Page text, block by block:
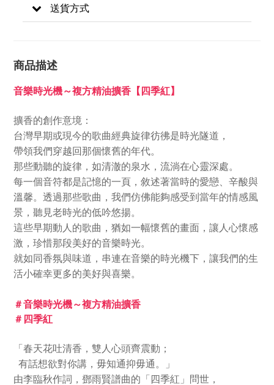
送貨方式
商品描述
音樂時光機～複方精油擴香【四季紅】
擴香的創作意境：
台灣早期或現今的歌曲經典旋律彷彿是時光隧道，
帶領我們穿越回那個懷舊的年代。
那些動聽的旋律，如清澈的泉水，流淌在心靈深處。
每一個音符都是記憶的一頁，敘述著當時的愛戀、辛酸與
溫馨。透過那些歌曲，我們仿佛能夠感受到當年的情感風
景，聽見老時光的低吟悠揚。
這些早期動人的歌曲，猶如一幅懷舊的畫面，讓人心懷感
激，珍惜那段美好的音樂時光。
就如同香氛與味道，串連在音樂的時光機下，讓我們的生
活小確幸更多的美好與喜樂。
＃音樂時光機～複方精油擴香
＃ 四季紅
「春天花吐清香，雙人心頭齊震動；
有話想欲對你講，毋知通抑毋通。」
由李臨秋作詞，鄧雨賢譜曲的「四季紅」問世，